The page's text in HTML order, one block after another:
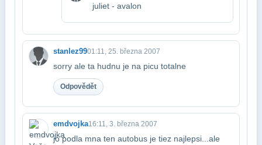
juliet - avalon
stanlez9901:11, 25. března 2007
sorry ale ta hudnu je na picu totalne
Odpovědět
emdvojka16:11, 3. března 2007
jo podla mna ten autobus je tiez najlepsi...ale